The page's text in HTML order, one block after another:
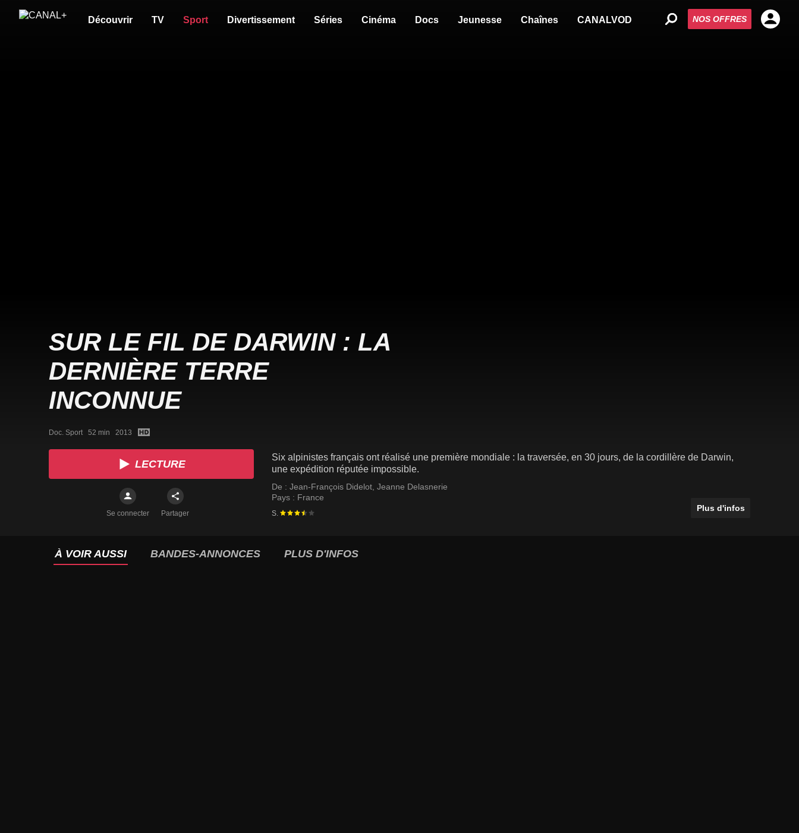
Découvrir TV Sport Divertissement Séries Cinéma Docs Jeunesse Chaînes CANALVOD NOS OFFRES
SUR LE FIL DE DARWIN : LA
DERNIÈRE TERRE
INCONNUE
Doc. Sport   52 min   2013
LECTURE
Se connecter Partager
Six alpinistes français ont réalisé une première mondiale : la traversée, en 30 jours, de la cordillère de Darwin,
une expédition réputée impossible.
De : Jean-François Didelot Jeanne Delasnerie
Pays : France
S.
Plus d'infos
À VOIR AUSSI BANDES-ANNONCES PLUS D'INFOS